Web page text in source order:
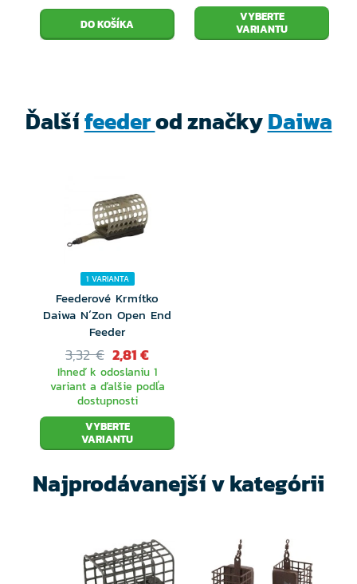
VYBERTE
VARIANTU
Ďalšífeederod značkyDaiwa
1 VARIANTA
Feederové Krmítko
Daiwa N´Zon Open End
Feeder
3,32 € 2,81 €
Ihneď k odoslaniu 1
variant a ďalšie podľa
dostupnosti
VYBERTE
VARIANTU
Najprodávanejší v kategórii